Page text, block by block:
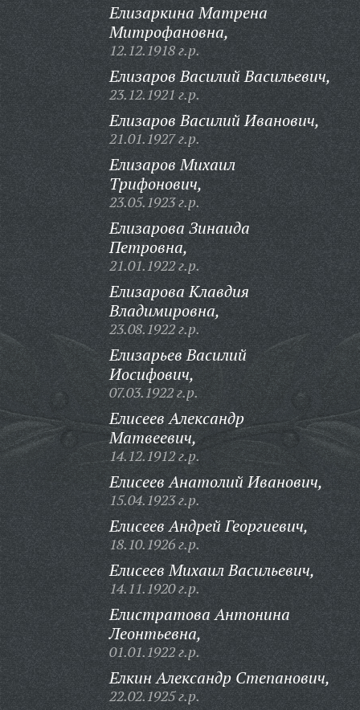
Елизаркина Матрена
Митрофановна,
12.12.1918 г.р.
Елизаров Василий Васильевич,
23.12.1921 г.р.
Елизаров Василий Иванович,
21.01.1927 г.р.
Елизаров Михаил
Трифонович,
23.05.1923 г.р.
Елизарова Зинаида
Петровна,
21.01.1922 г.р.
Елизарова Клавдия
Владимировна,
23.08.1922 г.р.
Елизарьев Василий
Иосифович,
07.03.1922 г.р.
Елисеев Александр
Матвеевич,
14.12.1912 г.р.
Елисеев Анатолий Иванович,
15.04.1923 г.р.
Елисеев Андрей Георгиевич,
18.10.1926 г.р.
Елисеев Михаил Васильевич,
14.11.1920 г.р.
Елистратова Антонина
Леонтьевна,
01.01.1922 г.р.
Елкин Александр Степанович,
22.02.1925 г.р.